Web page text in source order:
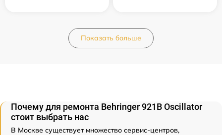
Показать больше
Почему для ремонта Behringer 921B Oscillator
стоит выбрать нас
В Москве существует множество сервис-центров,